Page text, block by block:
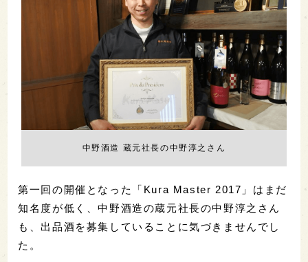
中野酒造 蔵元社長の中野淳之さん
第一回の開催となった「Kura Master 2017」はまだ
知名度が低く、中野酒造の蔵元社長の中野淳之さん
も、出品酒を募集していることに気づきませんでし
た。